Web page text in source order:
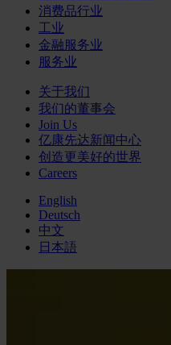
消费品行业
工业
金融服务业
服务业
关于我们
我们的董事会
Join Us
亿康先达新闻中心
创造更美好的世界
Careers
English
Deutsch
中文
日本語